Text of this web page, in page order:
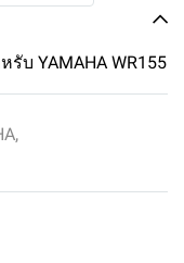
รับ YAMAHA WR155
,